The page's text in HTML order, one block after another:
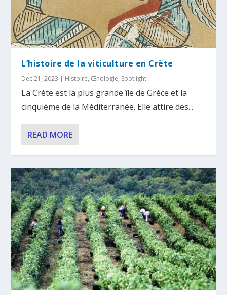
L’histoire de la viticulture en Crète
Dec 21, 2023 | Histoire, Œnologie, Spotlight
La Crète est la plus grande île de Grèce et la
cinquième de la Méditerranée. Elle attire des...
READ MORE